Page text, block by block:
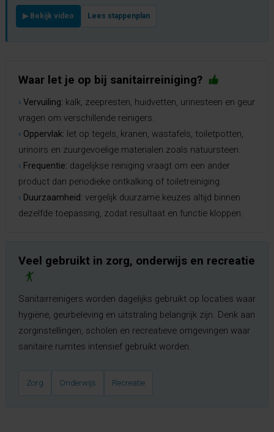
▶ Bekijk video Lees stappenplan
Waar let je op bij sanitairreiniging?
› Vervuiling: kalk, zeepresten, huidvetten, urinesteen en geur
vragen om verschillende reinigers.
› Oppervlak: let op tegels, kranen, wastafels, toiletpotten,
urinoirs en zuurgevoelige materialen zoals natuursteen.
› Frequentie: dagelijkse reiniging vraagt om een ander
product dan periodieke ontkalking of toiletreiniging.
› Duurzaamheid: vergelijk duurzame keuzes altijd binnen
dezelfde toepassing, zodat resultaat en functie kloppen.
Veel gebruikt in zorg, onderwijs en recreatie
Sanitairreinigers worden dagelijks gebruikt op locaties waar
hygiëne, geurbeleving en uitstraling belangrijk zijn. Denk aan
zorginstellingen, scholen en recreatieve omgevingen waar
sanitaire ruimtes intensief gebruikt worden.
Zorg Onderwijs Recreatie